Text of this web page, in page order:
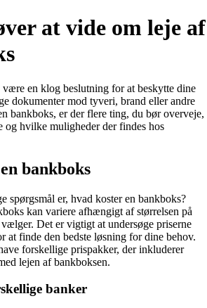
at vide om leje af
en klog beslutning for at beskytte dine
dokumenter mod tyveri, brand eller andre
bankboks, er der flere ting, du bør overveje,
og hvilke muligheder der findes hos
bankboks
spørgsmål er, hvad koster en bankboks?
kan variere afhængigt af størrelsen på
Det er vigtigt at undersøge priserne
at finde den bedste løsning for dine behov.
forskellige prispakker, der inkluderer
lejen af bankboksen.
banker